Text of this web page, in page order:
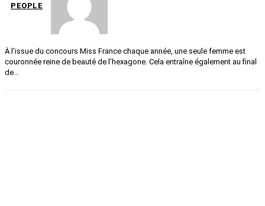
PEOPLE
À l’issue du concours Miss France chaque année, une seule femme est
couronnée reine de beauté de l’hexagone. Cela entraîne également au final
de...